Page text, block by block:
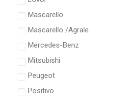
Mascarello
Mascarello /Agrale
Mercedes-Benz
Mitsubishi
Peugeot
Positivo